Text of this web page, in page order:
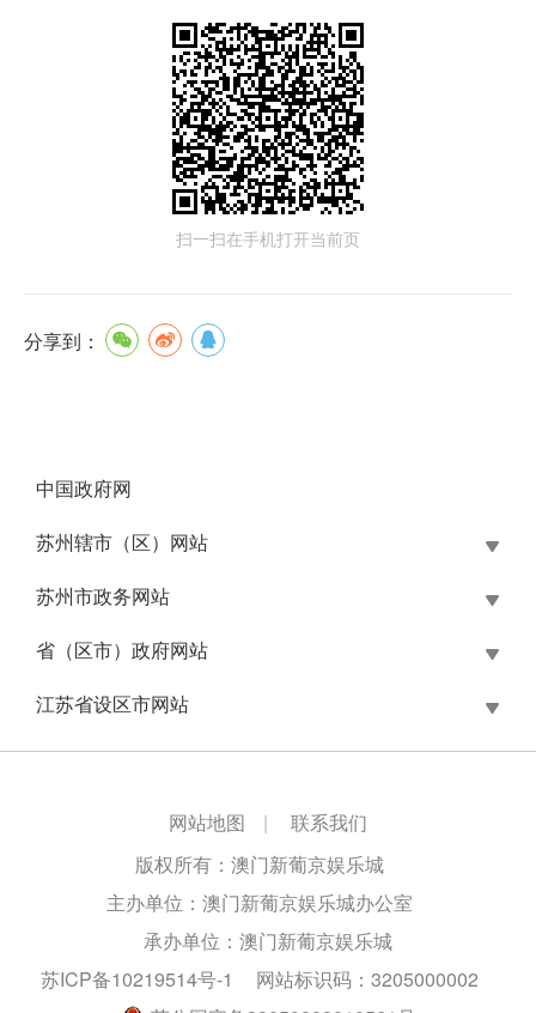
扫一扫在手机打开当前页
分享到：
中国政府网
苏州辖市（区）网站
苏州市政务网站
省（区市）政府网站
江苏省设区市网站
网站地图 |
联系我们
版权所有：澳门新葡京娱乐城
主办单位：澳门新葡京娱乐城办公室
承办单位：澳门新葡京娱乐城
苏ICP备10219514号-1
网站标识码：3205000002